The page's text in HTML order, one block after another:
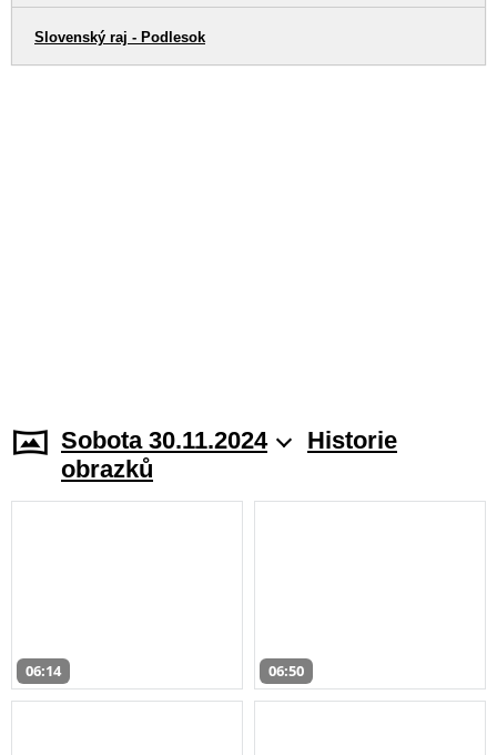
Slovenský raj - Podlesok
Sobota 30.11.2024
Historie
obrazků
06:14 06:50